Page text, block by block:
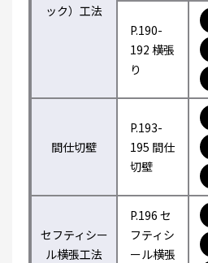
ック）工法
P.190-
192 横張
り
間仕切壁
P.193-
195 間仕
切壁
セフティシー
ル横張工法
P.196 セ
フティシ
ール横張